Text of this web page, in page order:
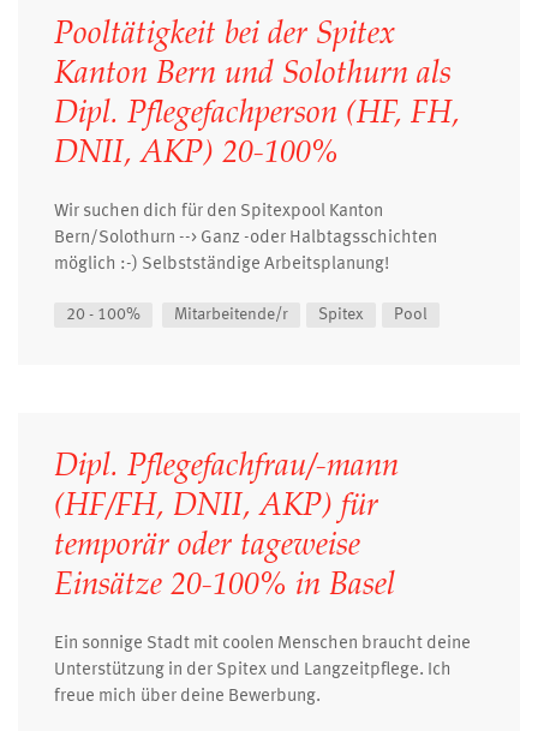
Pooltätigkeit bei der Spitex
Kanton Bern und Solothurn als
Dipl. Pflegefachperson (HF, FH,
DNII, AKP) 20-100%
Wir suchen dich für den Spitexpool Kanton
Bern/Solothurn --> Ganz -oder Halbtagsschichten
möglich :-) Selbstständige Arbeitsplanung!
20 - 100% Mitarbeitende/r Spitex Pool
Dipl. Pflegefachfrau/-mann
(HF/FH, DNII, AKP) für
temporär oder tageweise
Einsätze 20-100% in Basel
Ein sonnige Stadt mit coolen Menschen braucht deine
Unterstützung in der Spitex und Langzeitpflege. Ich
freue mich über deine Bewerbung.